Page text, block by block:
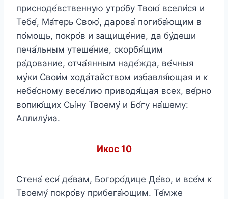
присноде́вственную утро́бу Твою́ всели́ся и
Тебе́, Ма́терь Свою́, дарова́ погиба́ющим в
по́мощь, покро́в и защище́ние, да бу́деши
печа́льным утеше́ние, скорбя́щим
ра́дование, отча́янным наде́жда, ве́чныя
му́ки Свои́м хода́тайством избавля́ющая и к
небе́сному весе́лию приводя́щая всех, ве́рно
вопию́щих Сы́ну Твоему́ и Бо́гу на́шему:
Аллилу́иа.
Икос 10
Стена́ еси́ де́вам, Богоро́дице Де́во, и все́м к
Твоему́ покро́ву прибега́ющим. Те́мже